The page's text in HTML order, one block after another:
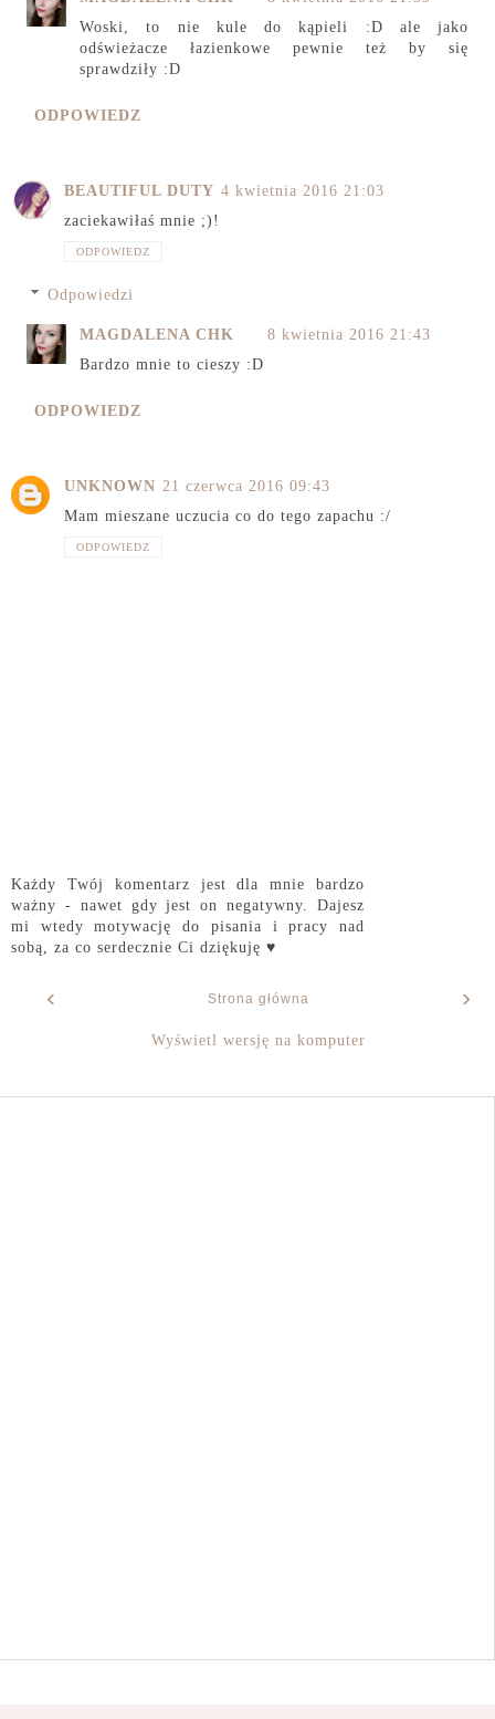
Woski, to nie kule do kąpieli :D ale jako
odświeżacze łazienkowe pewnie też by się
sprawdziły :D
ODPOWIEDZ
BEAUTIFUL DUTY 4 kwietnia 2016 21:03
zaciekawiłaś mnie ;)!
ODPOWIEDZ
Odpowiedzi
MAGDALENA CHK
8 kwietnia 2016 21:43
Bardzo mnie to cieszy :D
ODPOWIEDZ
UNKNOWN 21 czerwca 2016 09:43
Mam mieszane uczucia co do tego zapachu :/
ODPOWIEDZ
Każdy Twój komentarz jest dla mnie bardzo
ważny - nawet gdy jest on negatywny. Dajesz
mi wtedy motywację do pisania i pracy nad
sobą, za co serdecznie Ci dziękuję ♥
‹ ›
Strona główna
Wyświetl wersję na komputer